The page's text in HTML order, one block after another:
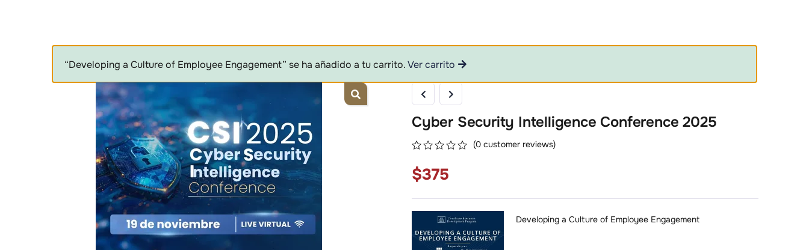
“Developing a Culture of Employee Engagement” se ha añadido a tu carrito.Ver carrito
Cyber Security Intelligence Conference 2025
out
of
customer
ratings
(0 customer reviews)
$375
Developing a Culture of Employee Engagement